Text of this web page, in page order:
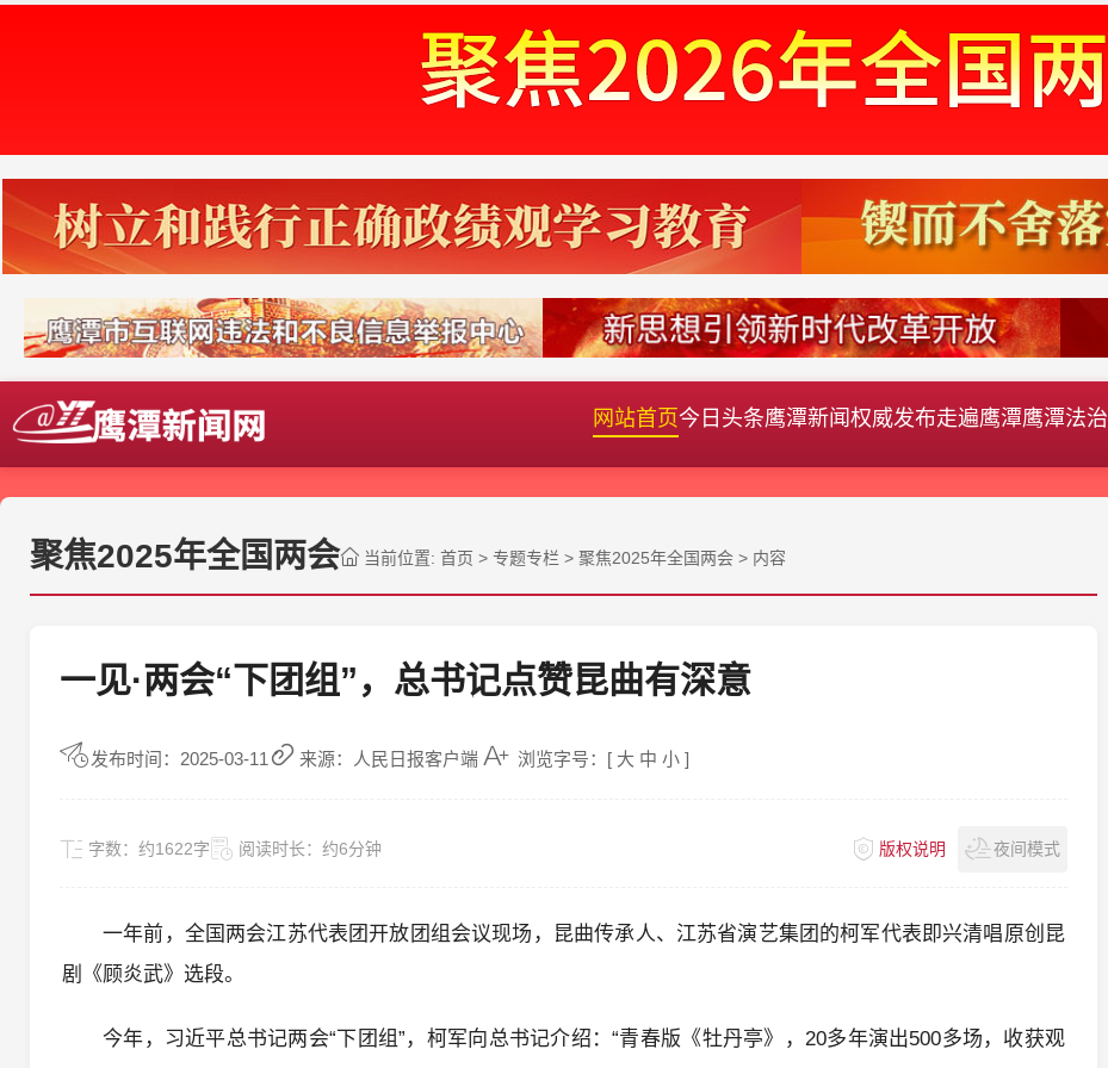
网站首页今日头条鹰潭新闻 权威发布走遍鹰潭鹰潭法治
聚焦2025年全国两会 当前位置: 首页 > 专题专栏 > 聚焦2025年全国两会 > 内容
一见·两会“下团组”，总书记点赞昆曲有深意
发布时间：2025-03-11 来源：人民日报客户端 浏览字号：[ 大 中 小 ]
字数： 约1622字 阅读时长： 约6分钟 版权说明 夜间模式
一年前，全国两会江苏代表团开放团组会议现场，昆曲传承人、江苏省演艺集团的柯军代表即兴清唱原创昆
剧《顾炎武》选段。
今年，习近平总书记两会“下团组”，柯军向总书记介绍：“青春版《牡丹亭》，20多年演出500多场，收获观